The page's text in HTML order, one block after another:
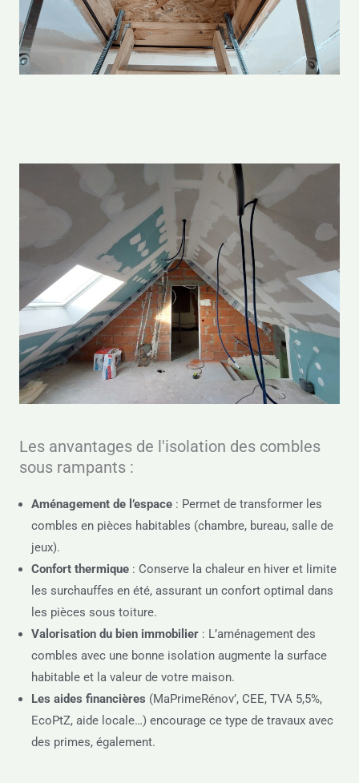
Les anvantages de l'isolation des combles
sous rampants :
Aménagement de l’espace : Permet de transformer les
combles en pièces habitables (chambre, bureau, salle de
jeux).
Confort thermique : Conserve la chaleur en hiver et limite
les surchauffes en été, assurant un confort optimal dans
les pièces sous toiture.
Valorisation du bien immobilier : L’aménagement des
combles avec une bonne isolation augmente la surface
habitable et la valeur de votre maison.
Les aides financières (MaPrimeRénov’, CEE, TVA 5,5%,
EcoPtZ, aide locale…) encourage ce type de travaux avec
des primes, également.